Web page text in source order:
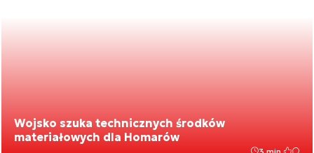
Wojsko szuka technicznych środków
materiałowych dla Homarów